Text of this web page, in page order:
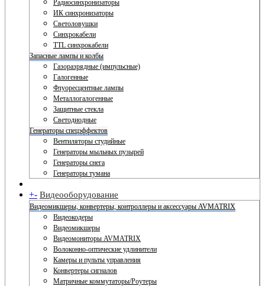
Радиосинхронизаторы
ИК синхронизаторы
Светоловушки
Синхрокабели
TTL синхрокабели
Запасные лампы и колбы
Газоразрядные (импульсные)
Галогенные
Флуоресцентные лампы
Металлогалогенные
Защитные стекла
Светодиодные
Генераторы спецэффектов
Вентиляторы студийные
Генераторы мыльных пузырей
Генераторы снега
Генераторы тумана
+- Видеооборудование
Видеомикшеры, конвертеры, контроллеры и аксессуары AVMATRIX
Видеокодеры
Видеомикшеры
Видеомониторы AVMATRIX
Волоконно-оптические удлинители
Камеры и пульты управления
Конвертеры сигналов
Матричные коммутаторы/Роутеры